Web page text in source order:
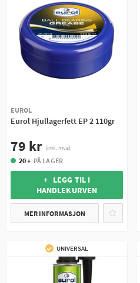
EUROL
Eurol Hjullagerfett EP 2 110gr
79 kr (inkl. mva)
20 + PÅ LAGER
+ LEGG TIL I
HANDLEKURVEN
MER INFORMASJON
UNIVERSAL